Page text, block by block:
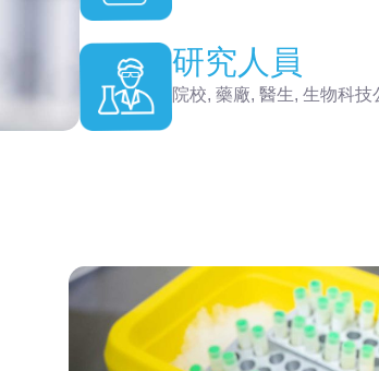
研究人員
院校, 藥廠, 醫生, 生物科